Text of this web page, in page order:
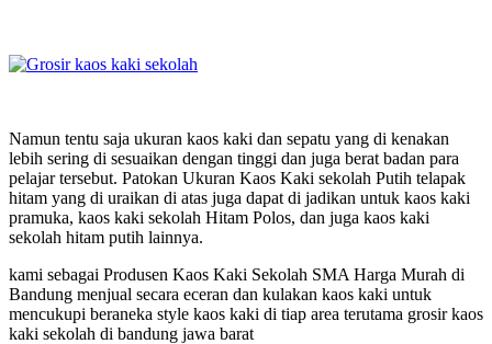
Namun tentu saja ukuran kaos kaki dan sepatu yang di kenakan
lebih sering di sesuaikan dengan tinggi dan juga berat badan para
pelajar tersebut. Patokan Ukuran Kaos Kaki sekolah Putih telapak
hitam yang di uraikan di atas juga dapat di jadikan untuk kaos kaki
pramuka, kaos kaki sekolah Hitam Polos, dan juga kaos kaki
sekolah hitam putih lainnya.
kami sebagai Produsen Kaos Kaki Sekolah SMA Harga Murah di
Bandung menjual secara eceran dan kulakan kaos kaki untuk
mencukupi beraneka style kaos kaki di tiap area terutama grosir kaos
kaki sekolah di bandung jawa barat